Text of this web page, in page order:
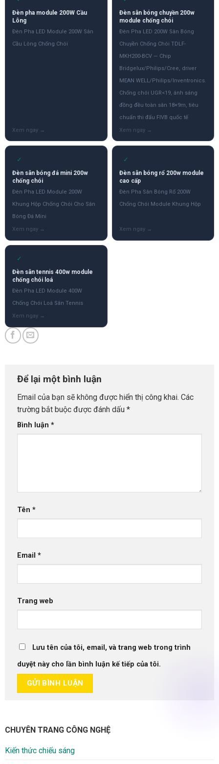
Đèn pha module 200W Cầu
Lông
Đèn Pha LED Module 200W Sân
Cầu Lông Chống Chói
Đèn sân bóng chuyền 200w
module chống chói
Đèn Pha LED 200W Sân Bóng
Chuyền Chống Chói TDLF-
MKH200-BCV — Chip
Bridgelux/Philips/Cree, driver
MEAN WELL/Philips/Inventronics.
Chống chói UGR<19, ánh sáng
đồng đều toàn sân 18×9m, tiêu
chuẩn thi đấu FIVB quốc tế
✓
Đèn sân bóng đá mini 200w
chống chói
Đèn Pha LED Module 200W
Khung Hộp Chống Chói Cho Sân
Bóng Đá Mini
✓
Đèn sân bóng rổ 200w module
cao cấp
Đèn Pha Sân Bóng Rổ 200W
Chống Chói Module Khung Hộp
✓
Đèn sân tennis 400w module
chống chói loá
Đèn Pha LED Module 400W
Chống Chói Loá Sân Tennis
Để lại một bình luận
Email của bạn sẽ không được hiển thị công khai. Các
trường bắt buộc được đánh dấu *
Bình luận *
Tên *
Email *
Trang web
Lưu tên của tôi, email, và trang web trong trình
duyệt này cho lần bình luận kế tiếp của tôi.
CHUYÊN TRANG CÔNG NGHỆ
Kiến thức chiếu sáng